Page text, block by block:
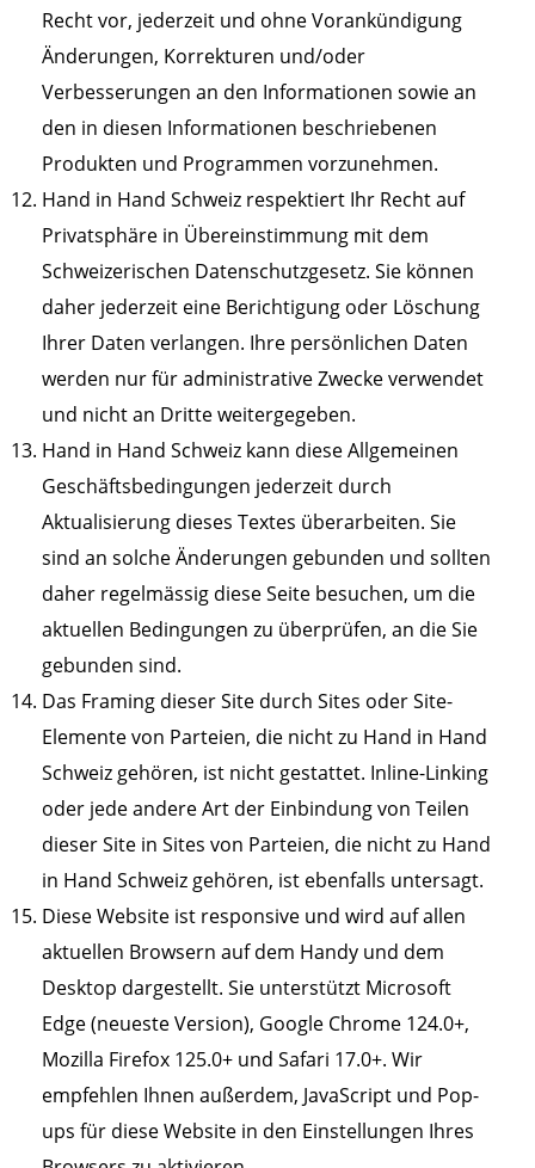
Recht vor, jederzeit und ohne Vorankündigung
Änderungen, Korrekturen und/oder
Verbesserungen an den Informationen sowie an
den in diesen Informationen beschriebenen
Produkten und Programmen vorzunehmen.
Hand in Hand Schweiz respektiert Ihr Recht auf
Privatsphäre in Übereinstimmung mit dem
Schweizerischen Datenschutzgesetz. Sie können
daher jederzeit eine Berichtigung oder Löschung
Ihrer Daten verlangen. Ihre persönlichen Daten
werden nur für administrative Zwecke verwendet
und nicht an Dritte weitergegeben.
Hand in Hand Schweiz kann diese Allgemeinen
Geschäftsbedingungen jederzeit durch
Aktualisierung dieses Textes überarbeiten. Sie
sind an solche Änderungen gebunden und sollten
daher regelmässig diese Seite besuchen, um die
aktuellen Bedingungen zu überprüfen, an die Sie
gebunden sind.
Das Framing dieser Site durch Sites oder Site-
Elemente von Parteien, die nicht zu Hand in Hand
Schweiz gehören, ist nicht gestattet. Inline-Linking
oder jede andere Art der Einbindung von Teilen
dieser Site in Sites von Parteien, die nicht zu Hand
in Hand Schweiz gehören, ist ebenfalls untersagt.
Diese Website ist responsive und wird auf allen
aktuellen Browsern auf dem Handy und dem
Desktop dargestellt. Sie unterstützt Microsoft
Edge (neueste Version), Google Chrome 124.0+,
Mozilla Firefox 125.0+ und Safari 17.0+. Wir
empfehlen Ihnen außerdem, JavaScript und Pop-
ups für diese Website in den Einstellungen Ihres